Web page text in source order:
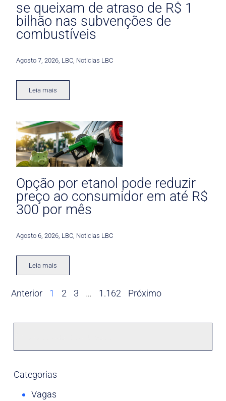
se queixam de atraso de R$ 1
bilhão nas subvenções de
combustíveis
Agosto 7, 2026 LBC Noticias LBC
Leia mais
Opção por etanol pode reduzir
preço ao consumidor em até R$
300 por mês
Agosto 6, 2026 LBC Noticias LBC
Leia mais
Anterior 1 2 3 … 1.162 Próximo
Categorias
Vagas